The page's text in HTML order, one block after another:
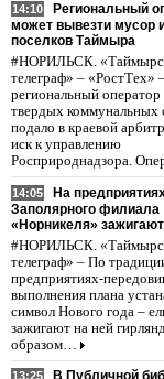
14:10
Региональный
может вывезти мусор
поселков Таймыра
#НОРИЛЬСК.
телеграф» – «РостТех»
региональный
твердых коммунальных
подало в краевой
иск к управлению
Росприроднадзора.
14:05
На
Заполярного филиала
«Норникеля»
#НОРИЛЬСК.
телеграф» – По
предприятиях-
выполнения плана
символ Нового года –
зажигают на ней
образом…
13:25